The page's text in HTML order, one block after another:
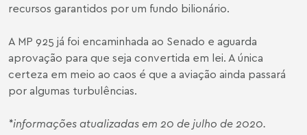
recursos garantidos por um fundo bilionário.
A MP 925 já foi encaminhada ao Senado e aguarda
aprovação para que seja convertida em lei. A única
certeza em meio ao caos é que a aviação ainda passará
por algumas turbulências.
*informações atualizadas em 20 de julho de 2020.